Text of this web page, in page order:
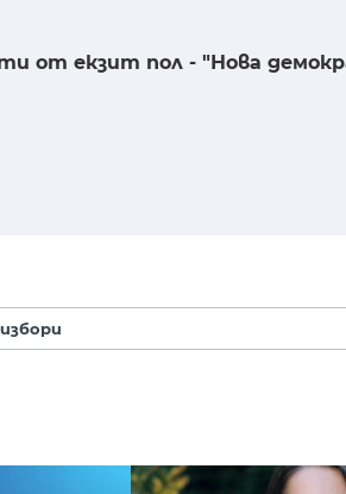
от екзит пол - "Нова